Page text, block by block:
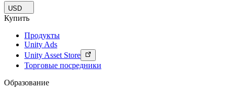
USD
Купить
Продукты
Unity Ads
Unity Asset Store
Торговые посредники
Образование